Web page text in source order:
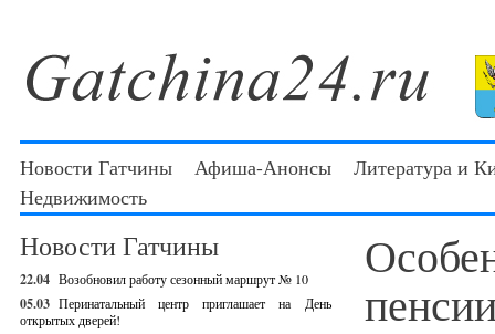
Новости Гатчины Афиша-Анонсы
Литература и
Недвижимость
Новости Гатчины
22.04 Возобновил работу сезонный маршрут № 10
05.03 Перинатальный центр приглашает на День
открытых дверей!